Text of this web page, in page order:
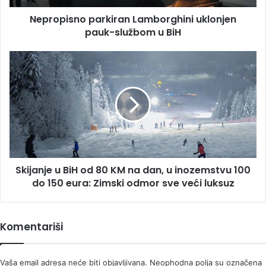
Nepropisno parkiran Lamborghini uklonjen
pauk-službom u BiH
Skijanje
u
BiH
od
80
KM
na
dan,
u
inozemstvu
Zimski
odmor
Skijanje u BiH od 80 KM na dan, u inozemstvu 100
do 150 eura: Zimski odmor sve veći luksuz
Komentariši
Vaša email adresa neće biti objavljivana. Neophodna polja su označena